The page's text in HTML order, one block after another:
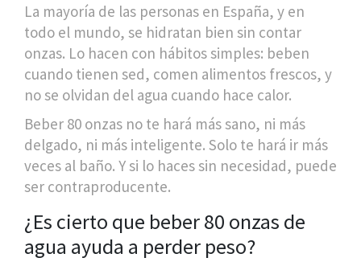
La mayoría de las personas en España, y en
todo el mundo, se hidratan bien sin contar
onzas. Lo hacen con hábitos simples: beben
cuando tienen sed, comen alimentos frescos, y
no se olvidan del agua cuando hace calor.
Beber 80 onzas no te hará más sano, ni más
delgado, ni más inteligente. Solo te hará ir más
veces al baño. Y si lo haces sin necesidad, puede
ser contraproducente.
¿Es cierto que beber 80 onzas de
agua ayuda a perder peso?